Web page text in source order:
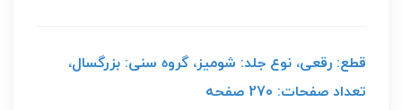
قطع: رقعی، نوع جلد: شومیز، گروه سنی: بزرگسال،
تعداد صفحات: 270 صفحه